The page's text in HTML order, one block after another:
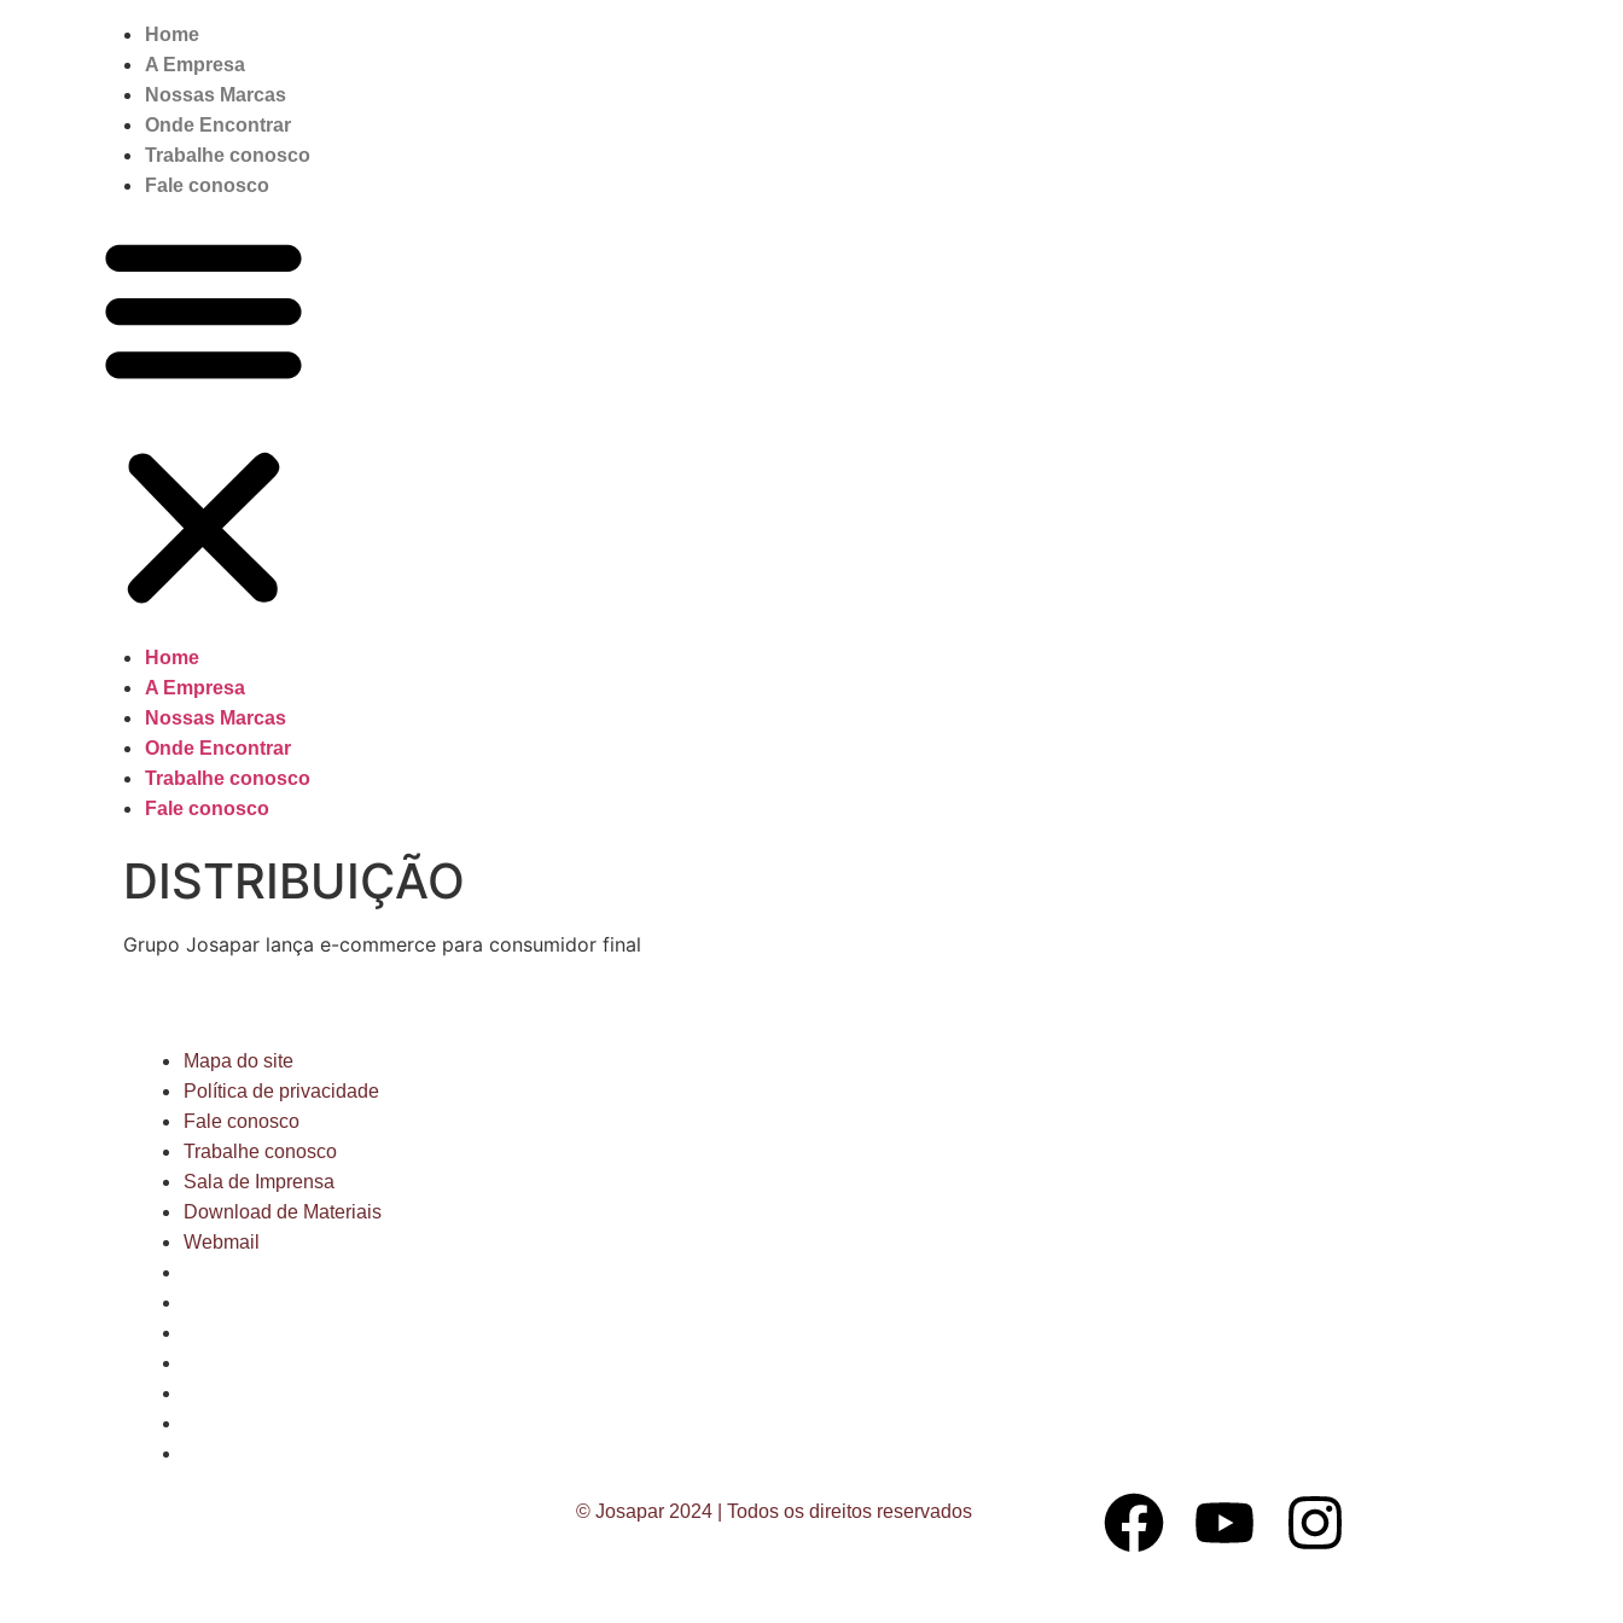
Home
A Empresa
Nossas Marcas
Onde Encontrar
Trabalhe conosco
Fale conosco
Home
A Empresa
Nossas Marcas
Onde Encontrar
Trabalhe conosco
Fale conosco
DISTRIBUIÇÃO
Grupo Josapar lança e-commerce para consumidor final
Mapa do site
Política de privacidade
Fale conosco
Trabalhe conosco
Sala de Imprensa
Download de Materiais
Webmail
© Josapar 2024 | Todos os direitos reservados